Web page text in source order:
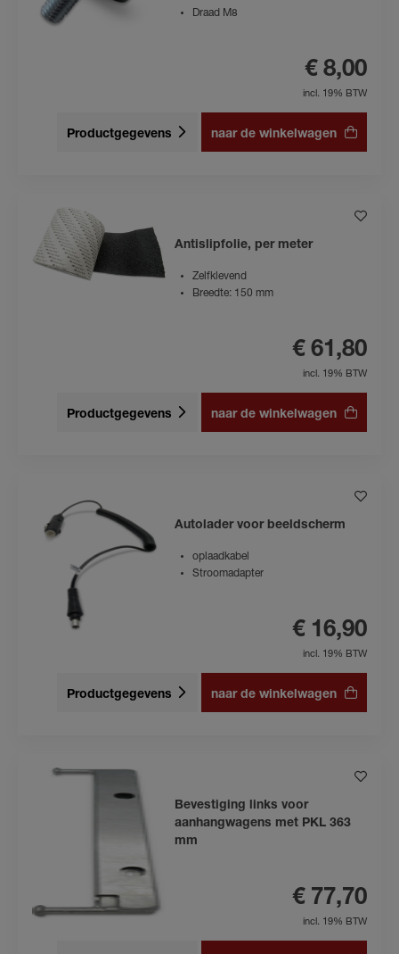
Draad M8
€ 8,00
incl. 19% BTW
Productgegevens naar de winkelwagen
Antislipfolie, per meter
Zelfklevend
Breedte: 150 mm
€ 61,80
incl. 19% BTW
Productgegevens naar de winkelwagen
Autolader voor beeldscherm
oplaadkabel
Stroomadapter
€ 16,90
incl. 19% BTW
Productgegevens naar de winkelwagen
Bevestiging links voor
aanhangwagens met PKL 363
mm
€ 77,70
incl. 19% BTW